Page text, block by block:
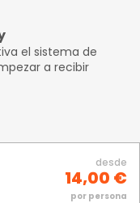
el sistema de
a recibir
desde
14,00 €
por persona